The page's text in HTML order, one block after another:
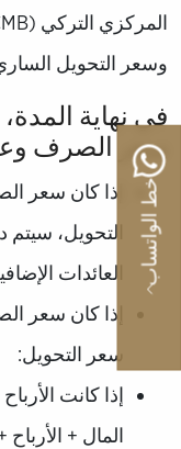
وسعر التحويل
في نهاية المدة،
سعر الصرف
إذا كان سعر
التحويل، سيتم
العائدات
إذا كان سعر
سعر التحويل:
إذا كانت
المال +
خط الواتساب